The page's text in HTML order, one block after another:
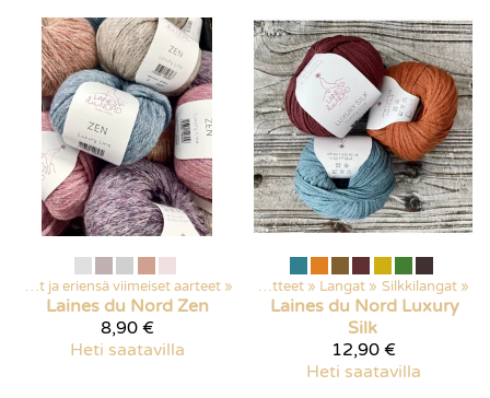
Poistuvat ja eriensä viimeiset aarteet ‪»
Laines du Nord Zen
8,90 €
Heti saatavilla
Kaikki tuotteet ‪» Langat ‪» Silkkilangat ‪»
Laines du Nord Luxury
Silk
12,90 €
Heti saatavilla